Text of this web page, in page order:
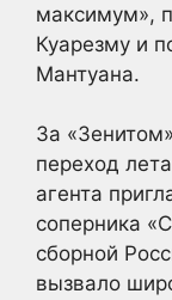
максимум»,
Куарезму и
Мантуана.
За
переход
агента
соперника
сборной
вызвало